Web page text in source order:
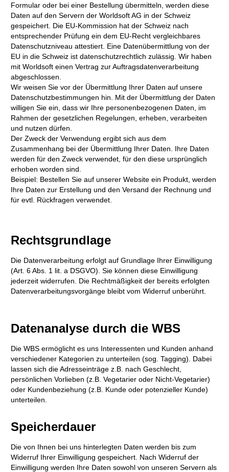
Formular oder bei einer Bestellung übermitteln, werden diese
Daten auf den Servern der Worldsoft AG in der Schweiz
gespeichert. Die EU-Kommission hat der Schweiz nach
entsprechender Prüfung ein dem EU-Recht vergleichbares
Datenschutzniveau attestiert. Eine Datenübermittlung von der
EU in die Schweiz ist datenschutzrechtlich zulässig. Wir haben
mit Worldsoft einen Vertrag zur Auftragsdatenverarbeitung
abgeschlossen.
Wir weisen Sie vor der Übermittlung Ihrer Daten auf unsere
Datenschutzbestimmungen hin. Mit der Übermittlung der Daten
willigen Sie ein, dass wir Ihre personenbezogenen Daten, im
Rahmen der gesetzlichen Regelungen, erheben, verarbeiten
und nutzen dürfen.
Der Zweck der Verwendung ergibt sich aus dem
Zusammenhang bei der Übermittlung Ihrer Daten. Ihre Daten
werden für den Zweck verwendet, für den diese ursprünglich
erhoben worden sind.
Beispiel: Bestellen Sie auf unserer Website ein Produkt, werden
Ihre Daten zur Erstellung und den Versand der Rechnung und
für evtl. Rückfragen verwendet.
Rechtsgrundlage
Die Datenverarbeitung erfolgt auf Grundlage Ihrer Einwilligung
(Art. 6 Abs. 1 lit. a DSGVO). Sie können diese Einwilligung
jederzeit widerrufen. Die Rechtmäßigkeit der bereits erfolgten
Datenverarbeitungsvorgänge bleibt vom Widerruf unberührt.
Datenanalyse durch die WBS
Die WBS ermöglicht es uns Interessenten und Kunden anhand
verschiedener Kategorien zu unterteilen (sog. Tagging). Dabei
lassen sich die Adresseinträge z.B. nach Geschlecht,
persönlichen Vorlieben (z.B. Vegetarier oder Nicht-Vegetarier)
oder Kundenbeziehung (z.B. Kunde oder potenzieller Kunde)
unterteilen.
Speicherdauer
Die von Ihnen bei uns hinterlegten Daten werden bis zum
Widerruf Ihrer Einwilligung gespeichert. Nach Widerruf der
Einwilligung werden Ihre Daten sowohl von unseren Servern als